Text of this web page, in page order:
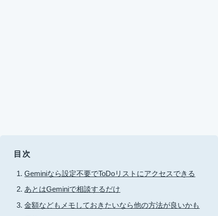
目次
Geminiなら設定不要でToDoリストにアクセスできる
あとはGeminiで相談するだけ
金額などもメモしておきたいなら他の方法が良いかも